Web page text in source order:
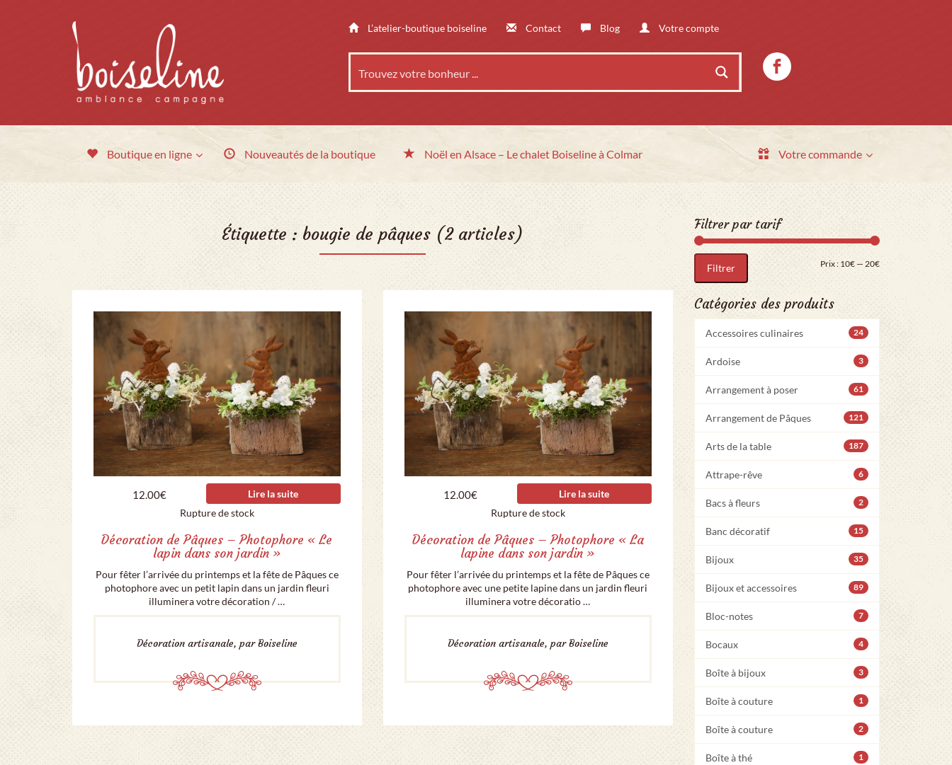
L’atelier-boutique boiseline Contact Blog Votre compte
Boutique en ligne Nouveautésde la boutique Noël en Alsace – Le chalet Boiseline à Colmar Votre commande
Étiquette : bougie de pâques (2 articles)
12.00€
Lire la suite
Rupture de stock
Décoration de Pâques – Photophore « Le
lapin dans son jardin »
Pour fêter l’arrivée du printemps et la fête de Pâques ce
photophore avec un petit lapin dans un jardin fleuri
illuminera votre décoration / …
Décoration artisanale, par Boiseline
12.00€
Lire la suite
Rupture de stock
Décoration de Pâques – Photophore « La
lapine dans son jardin »
Pour fêter l’arrivée du printemps et la fête de Pâques ce
photophore avec une petite lapine dans un jardin fleuri
illuminera votre décoratio …
Décoration artisanale, par Boiseline
Filtrer par tarif
Prix min
Prix max
Filtrer Prix : 10€ — 20€
Catégories des produits
Accessoires culinaires 24
Ardoise 3
Arrangement à poser 61
Arrangement de Pâques 121
Arts de la table 187
Attrape-rêve 6
Bacs à fleurs 2
Banc décoratif 15
Bijoux 35
Bijoux et accessoires 89
Bloc-notes 7
Bocaux 4
Boîte à bijoux 3
Boîte à couture 1
Boîte à couture 2
Boîte à thé 1